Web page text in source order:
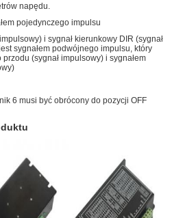
napędu.
pojedynczego impulsu
i sygnał kierunkowy DIR (sygnał
sygnałem podwójnego impulsu, który
(sygnał impulsowy) i sygnałem
6 musi być obrócony do pozycji OFF